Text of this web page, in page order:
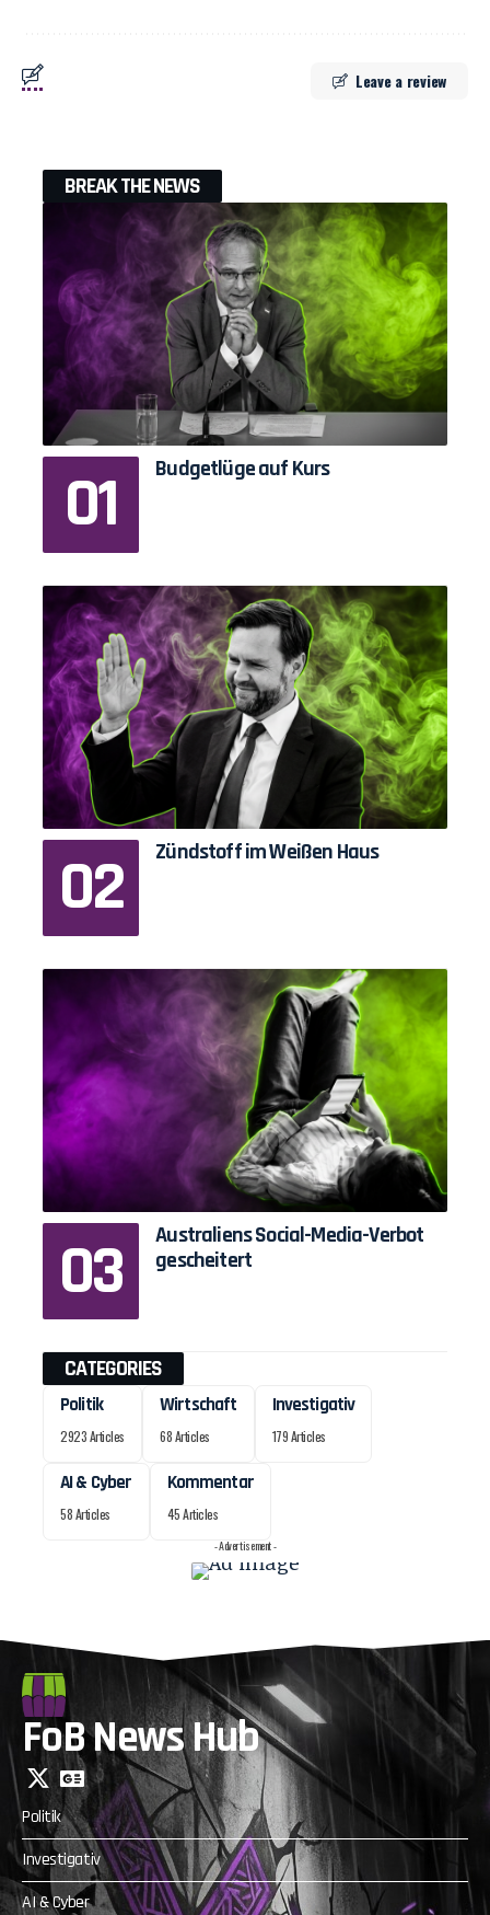
Leave a review
BREAK THE NEWS
Budgetlüge auf Kurs
Zündstoff im Weißen Haus
Australiens Social-Media-Verbot
gescheitert
CATEGORIES
Politik
2923 Articles
Wirtschaft
68 Articles
Investigativ
179 Articles
AI & Cyber
58 Articles
Kommentar
45 Articles
- Advertisement -
FoB News Hub
Politik
Investigativ
AI & Cyber